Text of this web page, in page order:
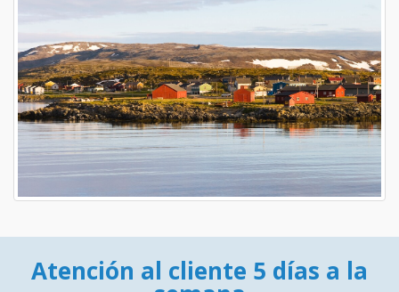
Atención al cliente 5 días a la